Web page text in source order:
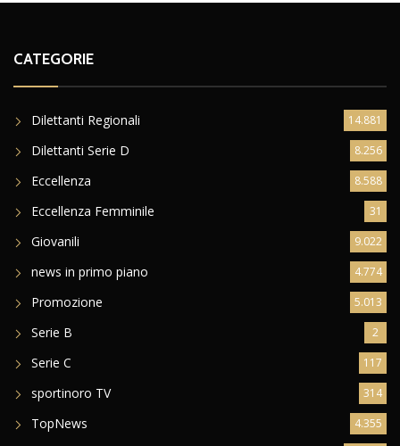
CATEGORIE
Dilettanti Regionali 14.881
Dilettanti Serie D 8.256
Eccellenza 8.588
Eccellenza Femminile 31
Giovanili 9.022
news in primo piano 4.774
Promozione 5.013
Serie B 2
Serie C 117
sportinoro TV 314
TopNews 4.355